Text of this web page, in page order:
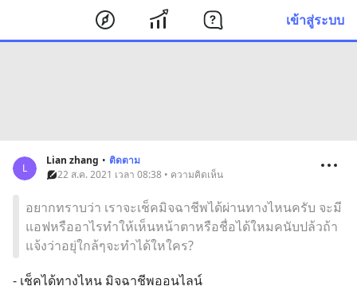
เข้าสู่ระบบ
L
Lian zhang • ติดตาม
22 ส.ค. 2021 เวลา 08:38 • ความคิดเห็น
อยากทราบว่า เราจะเช็คมิจฉาชีพได้ผ่านทางไหนครับ จะมี
แอฟหรืออาไรทำให้เห็นหน้าตาหรือชื่อได้ใหมคนับปล้วถ้า
แจ้งว่าอยุ่ใกล้ๆจะทำได้ใหใคร?
- เช็คได้ทางไหน มิจฉาชีพออนไลน์